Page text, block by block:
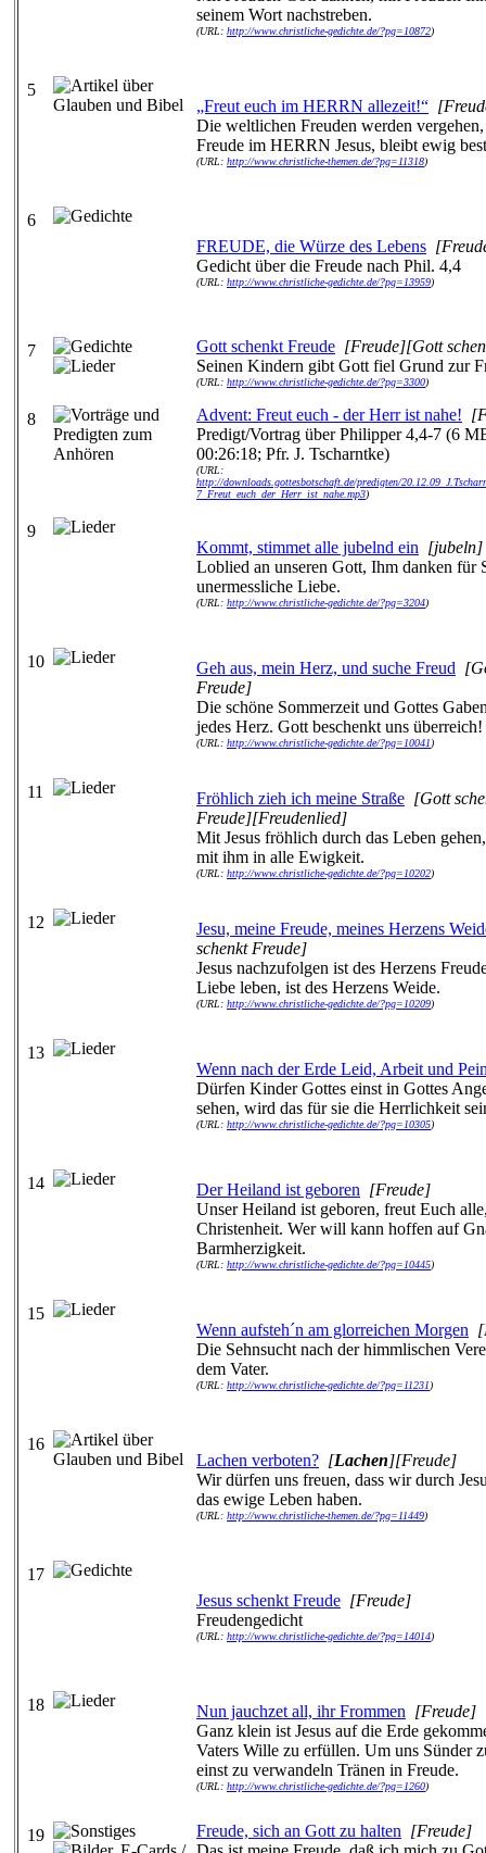
seinem Wort nachstreben.
(URL: http://www.christliche-gedichte.de/?pg=10872)
5
„Freut euch im HERRN allezeit!“
Die weltlichen Freuden werden
Freude im HERRN Jesus, bleibt ewig
(URL: http://www.christliche-themen.de/?pg=11318)
6
FREUDE, die Würze des Lebens
Gedicht über die Freude nach Phil. 4,4
(URL: http://www.christliche-gedichte.de/?pg=13959)
7 Gott schenkt Freude [Freude][Gott
Seinen Kindern gibt Gott fiel Grund zur
(URL: http://www.christliche-gedichte.de/?pg=3300)
8 Advent: Freut euch - der Herr ist nahe!
Predigt/Vortrag über Philipper 4,4-7 (6
00:26:18; Pfr. J. Tscharntke)
(URL:
http://downloads.gottesbotschaft.de/predigten/
7_Freut_euch_der_Herr_ist_nahe.mp3)
9
Kommt, stimmet alle jubelnd ein [jubeln]
Loblied an unseren Gott, Ihm danken für
unermessliche Liebe.
(URL: http://www.christliche-gedichte.de/?pg=3204)
10 Geh aus, mein Herz, und suche Freud
Freude]
Die schöne Sommerzeit und Gottes
jedes Herz. Gott beschenkt uns überreich!
(URL: http://www.christliche-gedichte.de/?pg=10041)
11 Fröhlich zieh ich meine Straße [Gott
Freude][Freudenlied]
Mit Jesus fröhlich durch das Leben
mit ihm in alle Ewigkeit.
(URL: http://www.christliche-gedichte.de/?pg=10202)
12
Jesu, meine Freude, meines Herzens
schenkt Freude]
Jesus nachzufolgen ist des Herzens
Liebe leben, ist des Herzens Weide.
(URL: http://www.christliche-gedichte.de/?pg=10209)
13
Wenn nach der Erde Leid, Arbeit und
Dürfen Kinder Gottes einst in Gottes
sehen, wird das für sie die Herrlichkeit
(URL: http://www.christliche-gedichte.de/?pg=10305)
14 Der Heiland ist geboren [Freude]
Unser Heiland ist geboren, freut Euch
Christenheit. Wer will kann hoffen auf
Barmherzigkeit.
(URL: http://www.christliche-gedichte.de/?pg=10445)
15
Wenn aufsteh´n am glorreichen Morgen
Die Sehnsucht nach der himmlischen
dem Vater.
(URL: http://www.christliche-gedichte.de/?pg=11231)
16
Lachen verboten? [Lachen][Freude]
Wir dürfen uns freuen, dass wir durch
das ewige Leben haben.
(URL: http://www.christliche-themen.de/?pg=11449)
17
Jesus schenkt Freude [Freude]
Freudengedicht
(URL: http://www.christliche-gedichte.de/?pg=14014)
18 Nun jauchzet all, ihr Frommen [Freude]
Ganz klein ist Jesus auf die Erde
Vaters Wille zu erfüllen. Um uns Sünder
einst zu verwandeln Tränen in Freude.
(URL: http://www.christliche-gedichte.de/?pg=1260)
19 Freude, sich an Gott zu halten [Freude]